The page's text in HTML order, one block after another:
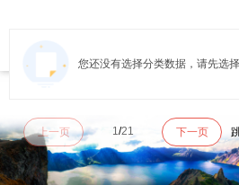
您还没有选择分类数据，请先选
上一页 1/21 下一页